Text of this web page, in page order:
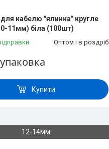
для кабелю "ялинка" кругле
11мм) біла (100шт)
Оптом і в роздріб
Купити
12-14мм